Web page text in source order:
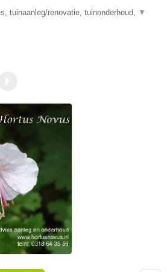
tuinaanleg/renovatie, tuinonderhoud, ▼